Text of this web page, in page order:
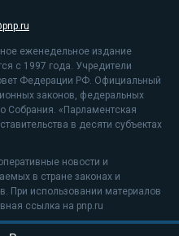
еженедельное издание
с 1997 года. Учредители
Федерации РФ. Официальный
законов, федеральных
Собрания. «Парламентская
в десяти субъектах
новости и
в стране законах и
При использовании материалов
ссылка на pnp.ru